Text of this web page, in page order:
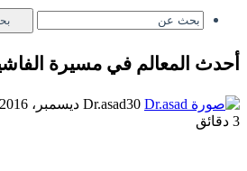
أحدث المعالم في مسيرة
Dr.asad30 ديسمبر، 2016
3 دقائق